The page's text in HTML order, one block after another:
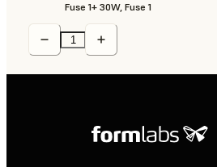
Fuse 1+ 30W, Fuse 1